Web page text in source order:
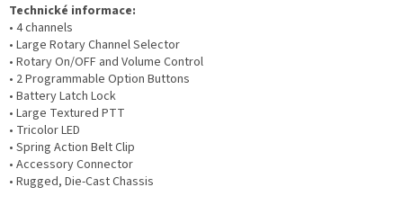
Technické informace:
• 4 channels
• Large Rotary Channel Selector
• Rotary On/OFF and Volume Control
• 2 Programmable Option Buttons
• Battery Latch Lock
• Large Textured PTT
• Tricolor LED
• Spring Action Belt Clip
• Accessory Connector
• Rugged, Die-Cast Chassis